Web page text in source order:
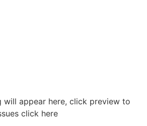
will appear here, click preview to
click here